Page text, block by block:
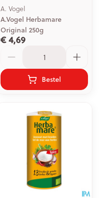
A. Vogel
A.Vogel Herbamare
Original 250g
€ 4,69
Bestel